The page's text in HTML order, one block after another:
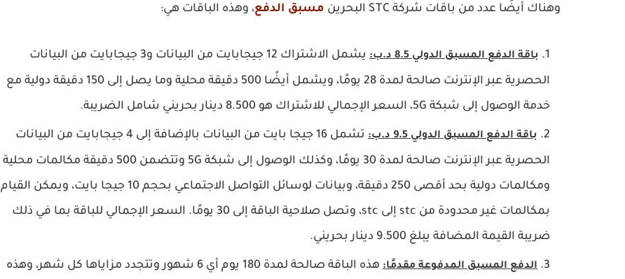
وهناك أيضًا عدد من باقات شركة STC البحرين مسبق الدفع، وهذه الباقات هي:
باقة الدفع المسبق الدولي 8.5 د.ب: يشمل الاشتراك 12 جيجابايت من البيانات و3 جيجابايت من البيانات
الحصرية عبر الإنترنت صالحة لمدة 28 يومًا، ويشمل أيضًا 500 دقيقة محلية وما يصل إلى 150 دقيقة دولية مع
خدمة الوصول إلى شبكة 5G، السعر الإجمالي للاشتراك هو 8.500 دينار بحريني شامل الضريبة.
باقة الدفع المسبق الدولي 9.5 د.ب: تشمل 16 جيجا بايت من البيانات بالإضافة إلى 4 جيجابايت من البيانات
الحصرية عبر الإنترنت صالحة لمدة 30 يومًا، وكذلك الوصول إلى شبكة 5G وتتضمن 500 دقيقة مكالمات محلية
ومكالمات دولية بحد أقصى 250 دقيقة، وبيانات لوسائل التواصل الاجتماعي بحجم 10 جيجا بايت، ويمكن القيام
بمكالمات غير محدودة من stc إلى stc، وتصل صلاحية الباقة إلى 30 يومًا. السعر الإجمالي للباقة بما في ذلك
ضريبة القيمة المضافة يبلغ 9.500 دينار بحريني.
الدفع المسبق المدفوعة مقدمًا: هذه الباقة صالحة لمدة 180 يوم أي 6 شهور وتتجدد مزاياها كل شهر، وهذه